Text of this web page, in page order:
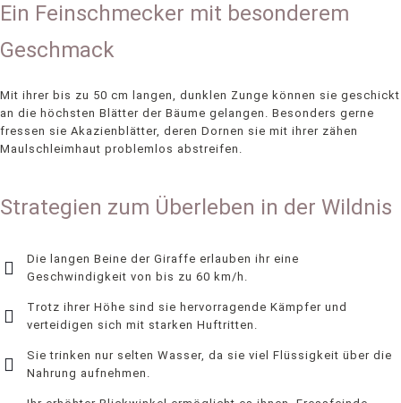
Ein Feinschmecker mit besonderem
Geschmack
Mit ihrer bis zu 50 cm langen, dunklen Zunge können sie geschickt
an die höchsten Blätter der Bäume gelangen. Besonders gerne
fressen sie Akazienblätter, deren Dornen sie mit ihrer zähen
Maulschleimhaut problemlos abstreifen.
Strategien zum Überleben in der Wildnis
Die langen Beine der Giraffe erlauben ihr eine
Geschwindigkeit von bis zu 60 km/h.
Trotz ihrer Höhe sind sie hervorragende Kämpfer und
verteidigen sich mit starken Huftritten.
Sie trinken nur selten Wasser, da sie viel Flüssigkeit über die
Nahrung aufnehmen.